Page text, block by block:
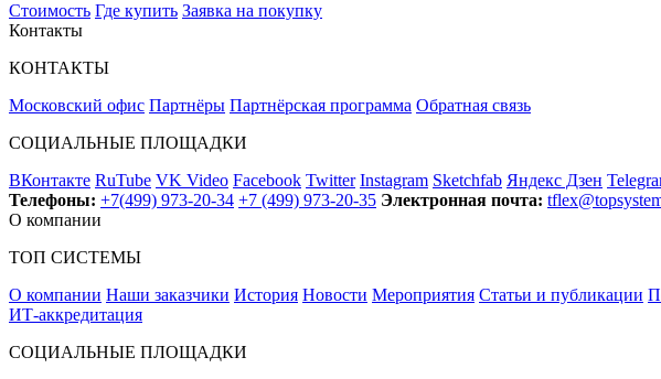
Стоимость Где купить Заявка на покупку
Контакты
КОНТАКТЫ
Московский офис Партнёры Партнёрская программа Обратная связь
СОЦИАЛЬНЫЕ ПЛОЩАДКИ
ВКонтакте RuTube VK Video Facebook Twitter Instagram Sketchfab Яндекс Дзен
Телефоны: +7(499) 973-20-34 +7 (499) 973-20-35 Электронная почта:
О компании
ТОП СИСТЕМЫ
О компании Наши заказчики История Новости Мероприятия Статьи и публикации
ИТ-аккредитация
СОЦИАЛЬНЫЕ ПЛОЩАДКИ